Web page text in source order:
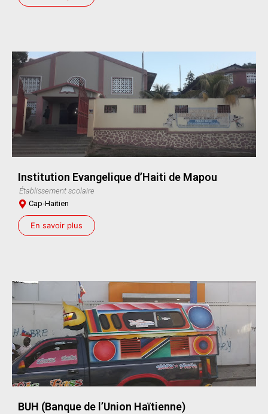
Institution Evangelique d’Haiti de Mapou
Établissement scolaire
Cap-Haitien
En savoir plus
BUH (Banque de l’Union Haïtienne)